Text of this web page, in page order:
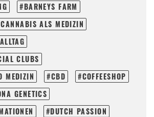
BARNEYS FARM
CANNABIS ALS MEDIZIN
CLUBS
MEDIZIN
CBD
COFFEESHOP
GENETICS
DUTCH PASSION